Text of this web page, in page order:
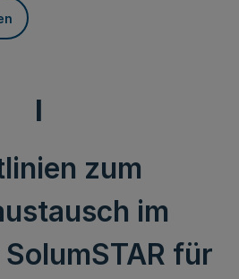
I
zum
im
für